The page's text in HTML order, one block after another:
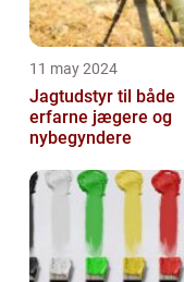
11 may 2024
Jagtudstyr til både
erfarne jægere og
nybegyndere